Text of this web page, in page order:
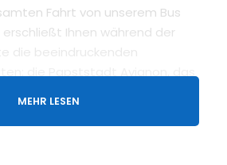
Fahrt von unserem Bus
Ihnen während der
MEHR LESEN